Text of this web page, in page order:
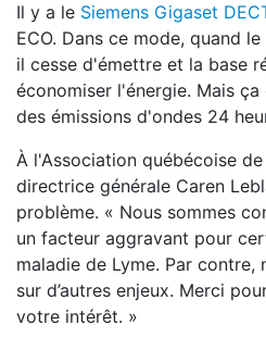
Il y a le Siemens Gigaset
ECO. Dans ce mode, quand
il cesse d'émettre et la base
économiser l'énergie. Mais
des émissions d'ondes 24
À l'Association québécoise
directrice générale Caren
problème. « Nous sommes
un facteur aggravant pour
maladie de Lyme. Par contre,
sur d’autres enjeux. Merci
votre intérêt. »